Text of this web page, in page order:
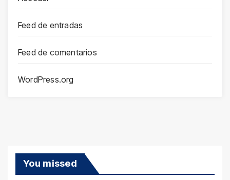
Feed de entradas
Feed de comentarios
WordPress.org
You missed